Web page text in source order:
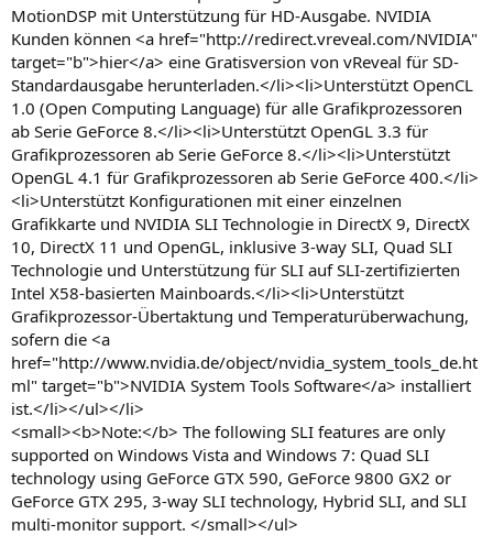
MotionDSP mit Unterstützung für HD-Ausgabe. NVIDIA
Kunden können <a href="http://redirect.vreveal.com/NVIDIA"
target="b">hier</a> eine Gratisversion von vReveal für SD-
Standardausgabe herunterladen.</li><li>Unterstützt OpenCL
1.0 (Open Computing Language) für alle Grafikprozessoren
ab Serie GeForce 8.</li><li>Unterstützt OpenGL 3.3 für
Grafikprozessoren ab Serie GeForce 8.</li><li>Unterstützt
OpenGL 4.1 für Grafikprozessoren ab Serie GeForce 400.</li>
<li>Unterstützt Konfigurationen mit einer einzelnen
Grafikkarte und NVIDIA SLI Technologie in DirectX 9, DirectX
10, DirectX 11 und OpenGL, inklusive 3-way SLI, Quad SLI
Technologie und Unterstützung für SLI auf SLI-zertifizierten
Intel X58-basierten Mainboards.</li><li>Unterstützt
Grafikprozessor-Übertaktung und Temperaturüberwachung,
sofern die <a
href="http://www.nvidia.de/object/nvidia_system_tools_de.ht
ml" target="b">NVIDIA System Tools Software</a> installiert
ist.</li></ul></li>
<small><b>Note:</b> The following SLI features are only
supported on Windows Vista and Windows 7: Quad SLI
technology using GeForce GTX 590, GeForce 9800 GX2 or
GeForce GTX 295, 3-way SLI technology, Hybrid SLI, and SLI
multi-monitor support. </small></ul>